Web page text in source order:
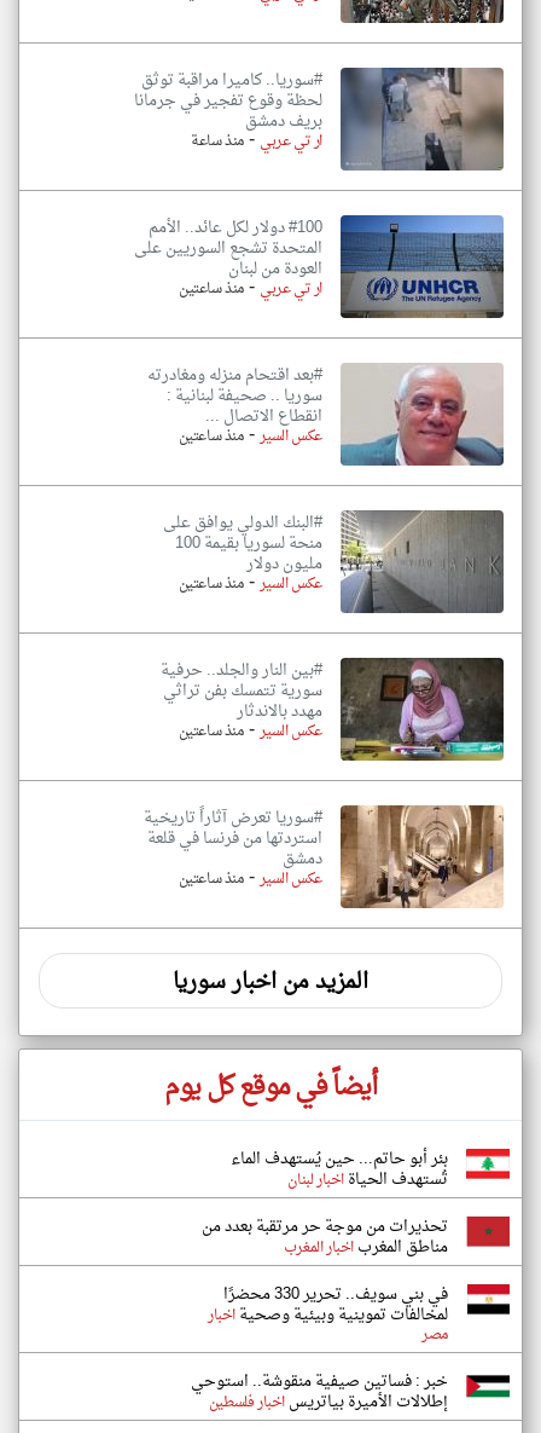
#سوريا.. كاميرا مراقبة توثق
لحظة وقوع تفجير في جرمانا
بريف دمشق
ار تي عربي-منذ ساعة
#100 دولار لكل عائد.. الأمم
المتحدة تشجع السوريين على
العودة من لبنان
ار تي عربي -منذ ساعتين
#بعد اقتحام منزله ومغادرته
سوريا .. صحيفة لبنانية :
انقطاع الاتصال ...
عكس السير-منذ ساعتين
#البنك الدولي يوافق على
منحة لسوريا بقيمة 100
مليون دولار
عكس السير-منذ ساعتين
#بين النار والجلد.. حرفية
سورية تتمسك بفن تراثي
مهدد بالاندثار
عكس السير-منذ ساعتين
#سوريا تعرض آثاراً تاريخية
استردتها من فرنسا في قلعة
دمشق
عكس السير-منذ ساعتين
المزيد من اخبار سوريا
أيضاً في موقع كل يوم
بئر أبو حاتم... حين يُستهدف الماء
تُستهدف الحياةاخبار لبنان
تحذيرات من موجة حر مرتقبة بعدد من
مناطق المغرباخبار المغرب
في بني سويف.. تحرير 330 محضرًا
لمخالفات تموينية وبيئية وصحيةاخبار
مصر
خبر : فساتين صيفية منقوشة.. استوحي
إطلالات الأميرة بياتريساخبار فلسطين